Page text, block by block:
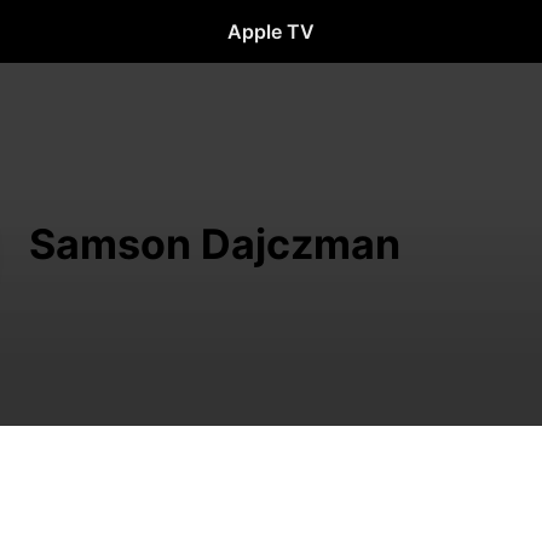
Apple TV
Samson Dajczman